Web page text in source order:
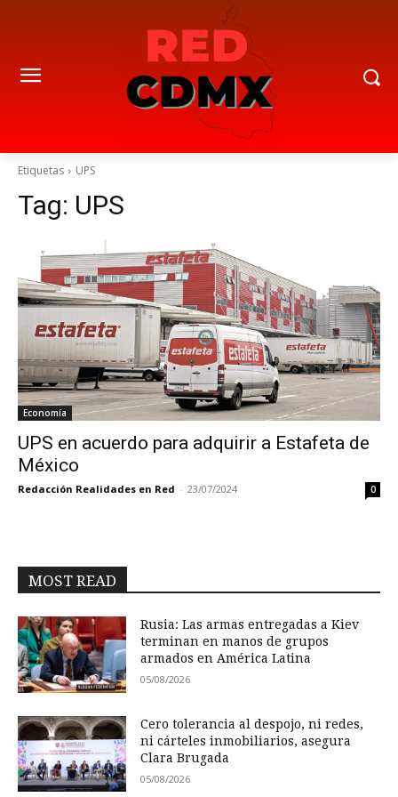
Etiquetas UPS
Tag: UPS
Economía
UPS en acuerdo para adquirir a Estafeta de
México
Redacción Realidades en Red - 23/07/2024 0
MOST READ
Rusia: Las armas entregadas a Kiev
terminan en manos de grupos
armados en América Latina
05/08/2026
Cero tolerancia al despojo, ni redes,
ni cárteles inmobiliarios, asegura
Clara Brugada
05/08/2026